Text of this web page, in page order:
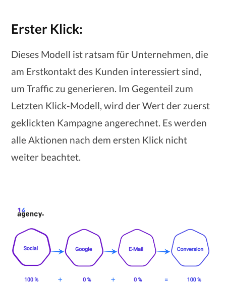
Erster Klick:
Dieses Modell ist ratsam für Unternehmen, die
am Erstkontakt des Kunden interessiert sind,
um Traffic zu generieren. Im Gegenteil zum
Letzten Klick-Modell, wird der Wert der zuerst
geklickten Kampagne angerechnet. Es werden
alle Aktionen nach dem ersten Klick nicht
weiter beachtet.